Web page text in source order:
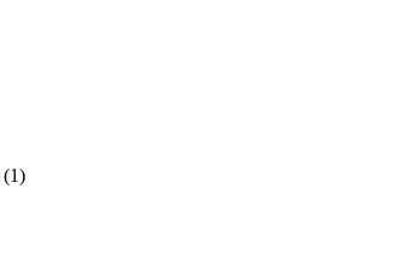
(1)